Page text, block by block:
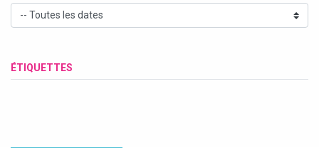
ÉTIQUETTES